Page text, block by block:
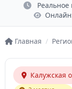
Реальное
Главная /
Калужская